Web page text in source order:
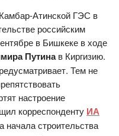
Атинской ГЭС в
российским
в Бишкеке в ходе
Путинав Киргизию.
Тем не
настроение
корреспонденту ИА
строительства